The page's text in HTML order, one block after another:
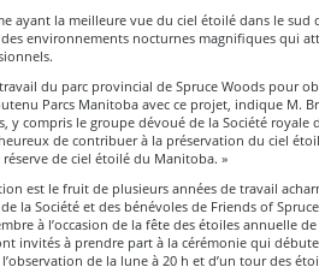
ayant la meilleure vue du ciel étoilé dans le sud
environnements nocturnes magnifiques qui
du parc provincial de Spruce Woods pour
Parcs Manitoba avec ce projet, indique M.
y compris le groupe dévoué de la Société royale
de contribuer à la préservation du ciel
de ciel étoilé du Manitoba. »
est le fruit de plusieurs années de travail
la Société et des bénévoles de Friends of
à l’occasion de la fête des étoiles annuelle
invités à prendre part à la cérémonie qui
de la lune à 20 h et d’un tour des